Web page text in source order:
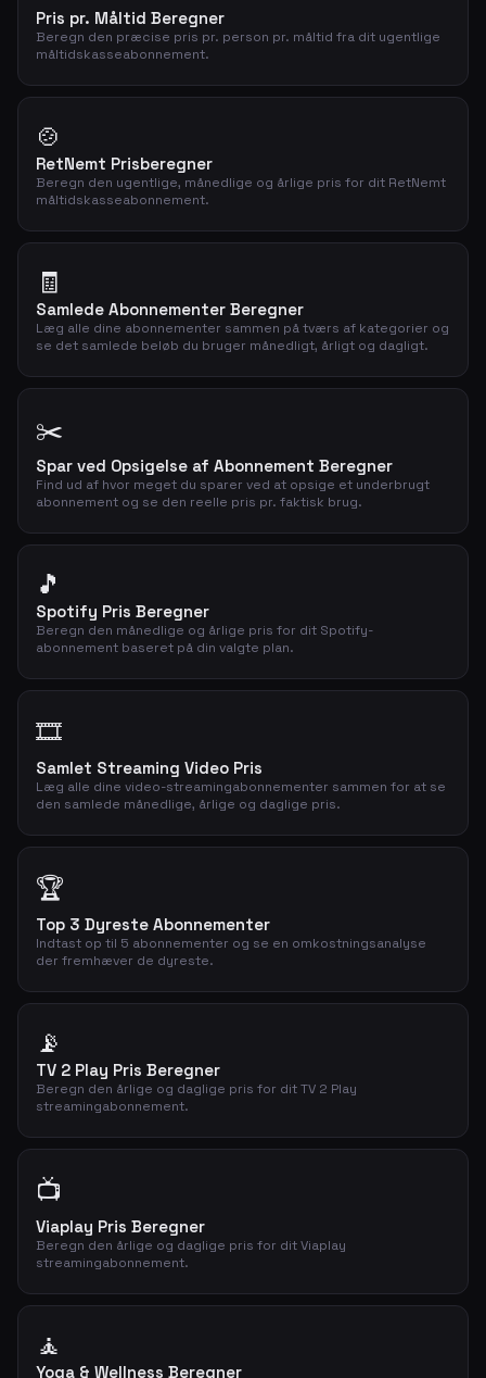
Pris pr. Måltid Beregner
Beregn den præcise pris pr. person pr. måltid fra dit ugentlige
måltidskasseabonnement.
🍲
RetNemt Prisberegner
Beregn den ugentlige, månedlige og årlige pris for dit RetNemt
måltidskasseabonnement.
🧾
Samlede Abonnementer Beregner
Læg alle dine abonnementer sammen på tværs af kategorier og
se det samlede beløb du bruger månedligt, årligt og dagligt.
✂️
Spar ved Opsigelse af Abonnement Beregner
Find ud af hvor meget du sparer ved at opsige et underbrugt
abonnement og se den reelle pris pr. faktisk brug.
🎵
Spotify Pris Beregner
Beregn den månedlige og årlige pris for dit Spotify-
abonnement baseret på din valgte plan.
🎞️
Samlet Streaming Video Pris
Læg alle dine video-streamingabonnementer sammen for at se
den samlede månedlige, årlige og daglige pris.
🏆
Top 3 Dyreste Abonnementer
Indtast op til 5 abonnementer og se en omkostningsanalyse
der fremhæver de dyreste.
📡
TV 2 Play Pris Beregner
Beregn den årlige og daglige pris for dit TV 2 Play
streamingabonnement.
📺
Viaplay Pris Beregner
Beregn den årlige og daglige pris for dit Viaplay
streamingabonnement.
🧘
Yoga & Wellness Beregner